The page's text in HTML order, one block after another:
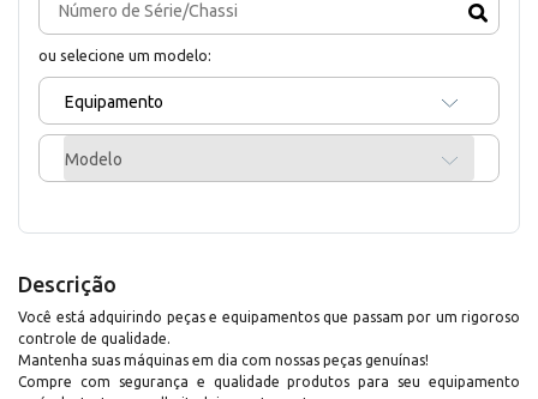
ou selecione um modelo:
Equipamento
Modelo
Descrição
Você está adquirindo peças e equipamentos que passam por um rigoroso
controle de qualidade.
Mantenha suas máquinas em dia com nossas peças genuínas!
Compre com segurança e qualidade produtos para seu equipamento